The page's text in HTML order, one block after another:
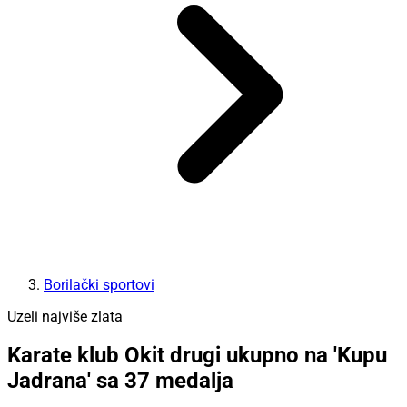
Borilački sportovi
Uzeli najviše zlata
Karate klub Okit drugi ukupno na 'Kupu
Jadrana' sa 37 medalja